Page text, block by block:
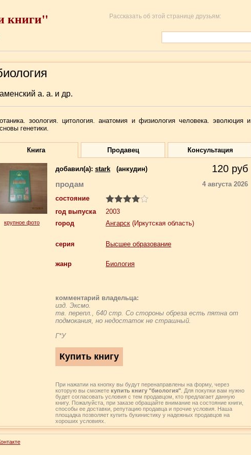
книги" Рассказать об этой странице друзьям:
а. а. и др.
зоология. цитология. анатомия и физиология человека. эволюция и
генетики.
Книга Продавец Консультация
крупное фото
добавил(a): stark (анкудин) 120 руб
продам
4 августа 2026
состояние
год выпуска
2003
город
Ангарск (Иркутская область)
серия Высшее образование
жанр Биология
комментарий владельца:
изд. Эксмо.
тв. перепл., 640 стр. Со стороны обреза есть пятна от
подмокания, но недостаток не страшный.
Г*У
При нажатии на кнопку вы будут перенаправлены на форму, через
которую вы сможете купить книгу "биология" . Для покупки вам нужно
будет согласовать условия с тем продавцом, кто предлагает данную
книгу. Пожалуйста, при заказе обращайте внимание на состояние книги,
способы ее доставки, репутацию продавца и прочие условия. Наша
площадка позволяет купить букинистику у надежных продавцов на
хороших условиях.